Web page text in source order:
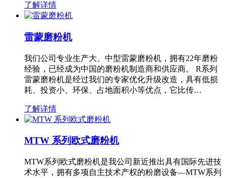
了解详情
雷蒙磨粉机
我们公司专业生产大、中型雷蒙磨粉机，拥有22年磨粉
经验，已经成为中国的磨粉机制造商和供应商。 R系列
雷蒙磨粉机是经过我们的专家优化升级改造，具有低损
耗、投资小、环保、占地面积小等优点，它比传…
了解详情
MTW 系列欧式磨粉机
MTW系列欧式磨粉机是我公司新近推出具有国际先进技
术水平，拥有多项自主技术产权的粉磨设备—MTW系列